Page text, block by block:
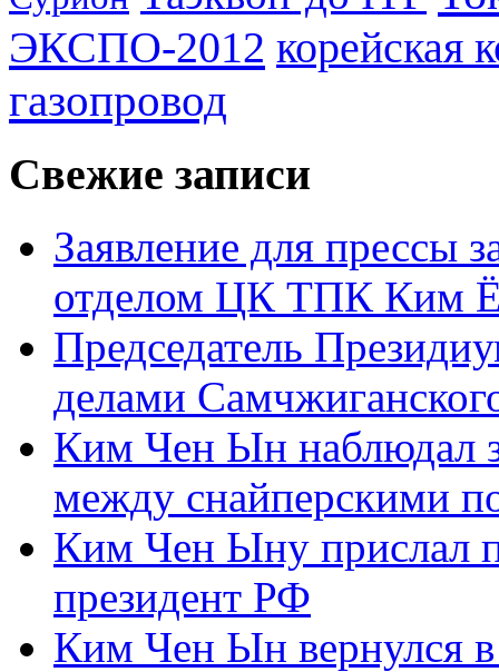
ЭКСПО-2012 корейская
газопровод
Свежие записи
Заявление для прессы
отделом ЦК ТПК Ким
Председатель
делами
Ким Чен Ын наблюдал
между снайперскими
Ким Чен Ыну прислал
президент РФ
Ким Чен Ын вернулся